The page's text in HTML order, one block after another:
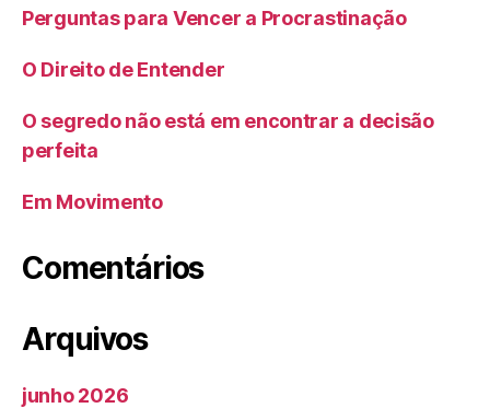
Perguntas para Vencer a Procrastinação
O Direito de Entender
O segredo não está em encontrar a decisão
perfeita
Em Movimento
Comentários
Arquivos
junho 2026